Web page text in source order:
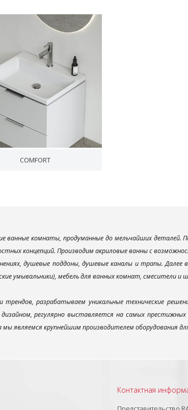
COMFORT
ванные комнаты, продуманные до мельчайших деталей.
концепций. Производим акриловые ванны с
душевые поддоны, душевые каналы и трапы.
умывальники), мебель для ванных комнат, смесители и
разрабатываем уникальные технические
регулярно выставляется на самых
являемся крупнейшим производителем оборудования
Контактная